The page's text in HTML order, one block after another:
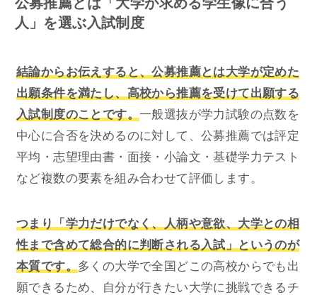
人」を選ぶ入試制度
結論からお伝えすると、公募推薦とは大学が定めた
出願条件を満たし、高校から推薦を受けて出願する
入試制度のことです。一般選抜が学力試験の点数を
中心に合否を決めるのに対して、公募推薦では評定
平均・志望理由書・面接・小論文・基礎学力テスト
など複数の要素を組み合わせて評価します。
つまり「学力だけでなく、人柄や意欲、大学との相
性まで含めて総合的に判断される入試」というのが
本質です。 多くの大学で全国どこの高校からでも出
願できるため、自分が行きたい大学に挑戦できるチ